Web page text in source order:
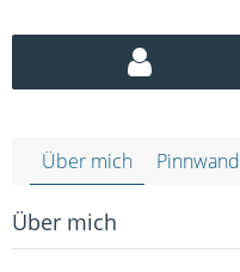
Über mich Pinnwand
Über mich